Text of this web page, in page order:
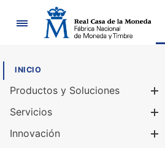
Navegación
INICIO
Productos y Soluciones
Servicios
Innovación